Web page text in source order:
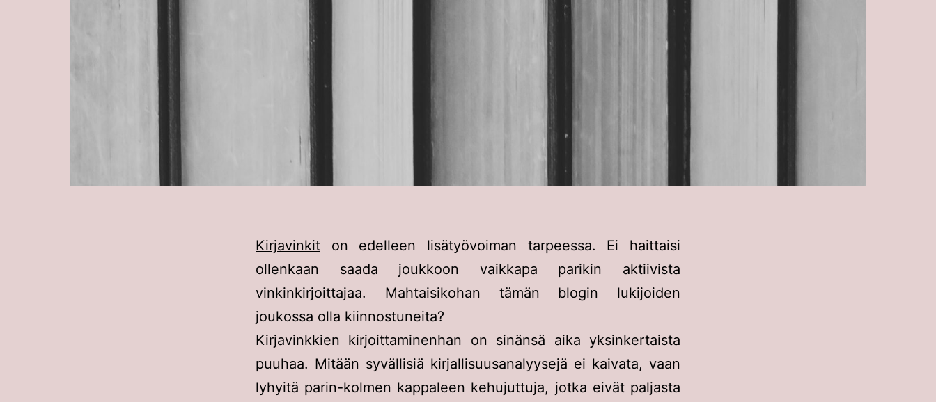
Kirjavinkit on edelleen lisätyövoiman tarpeessa. Ei haittaisi
ollenkaan saada joukkoon vaikkapa parikin aktiivista
vinkinkirjoittajaa. Mahtaisikohan tämän blogin lukijoiden
joukossa olla kiinnostuneita?
Kirjavinkkien kirjoittaminenhan on sinänsä aika yksinkertaista
puuhaa. Mitään syvällisiä kirjallisuusanalyysejä ei kaivata, vaan
lyhyitä parin-kolmen kappaleen kehujuttuja, jotka eivät paljasta